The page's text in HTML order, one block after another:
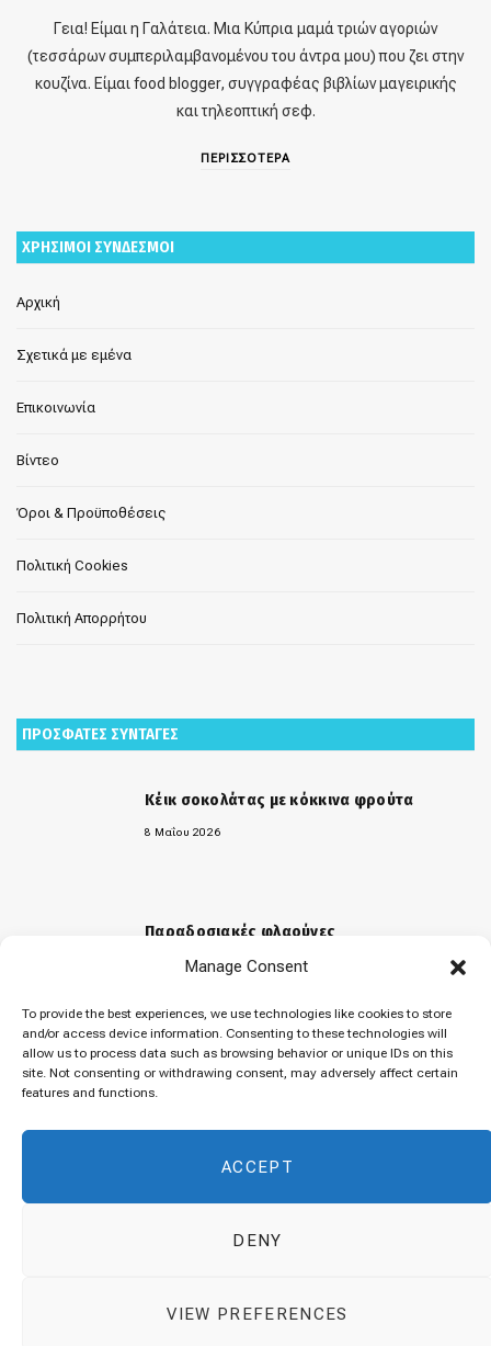
Manage Consent
To provide the best experiences, we use technologies like cookies to store
and/or access device information. Consenting to these technologies will
allow us to process data such as browsing behavior or unique IDs on this
site. Not consenting or withdrawing consent, may adversely affect certain
features and functions.
ACCEPT
DENY
VIEW PREFERENCES
Γεια! Είμαι η Γαλάτεια. Μια Κύπρια μαμά τριών αγοριών
(τεσσάρων συμπεριλαμβανομένου του άντρα μου) που ζει στην
κουζίνα. Είμαι food blogger, συγγραφέας βιβλίων μαγειρικής
και τηλεοπτική σεφ.
ΠΕΡΙΣΣΟΤΕΡΑ
ΧΡΗΣΙΜΟΙ ΣΥΝΔΕΣΜΟΙ
Αρχική
Σχετικά με εμένα
Επικοινωνία
Βίντεο
Όροι & Προϋποθέσεις
Πολιτική Cookies
Πολιτική Απορρήτου
ΠΡΟΣΦΑΤΕΣ ΣΥΝΤΑΓΕΣ
Κέικ σοκολάτας με κόκκινα φρούτα
8 Μαΐου 2026
Παραδοσιακές φλαούνες
31 Μαρτίου 2026
«Μελομακάρονα»
9 Δεκεμβρίου 2025